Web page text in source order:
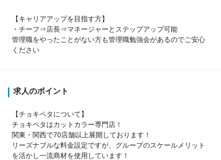
【キャリアアップを目指す方】
・チーフ⇒店長⇒マネージャーとステップアップ可能
管理職をやったことがない方も管理職勉強会があるのでご安心
ください
求人のポイント
【チョキペタについて】
チョキペタはカットカラー専門店！
関東・関西で70店舗以上展開しております！
リーズナブルな料金設定ですが、グループのスケールメリット
を活かし一流商材を使用しています！